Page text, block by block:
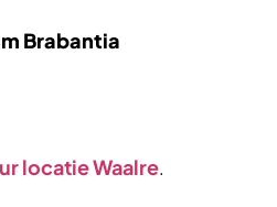
Brabantia
locatie Waalre.